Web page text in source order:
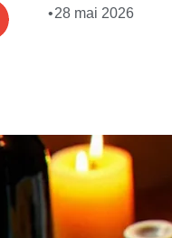
•28 mai 2026